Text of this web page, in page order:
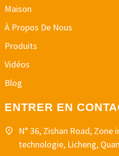
Maison
À Propos De Nous
Produits
Vidéos
Blog
ENTRER EN
N° 36, Zishan Road,
technologie, Licheng,